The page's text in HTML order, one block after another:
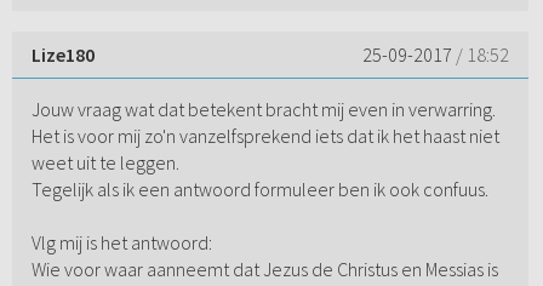
Lize180 25-09-2017 / 18:52
Jouw vraag wat dat betekent bracht mij even in verwarring.
Het is voor mij zo'n vanzelfsprekend iets dat ik het haast niet
weet uit te leggen.
Tegelijk als ik een antwoord formuleer ben ik ook confuus.
Vlg mij is het antwoord:
Wie voor waar aanneemt dat Jezus de Christus en Messias is